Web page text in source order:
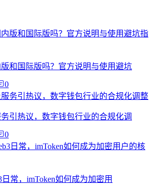
版和国际版吗？官方说明与使用避坑
0
引热议，数字钱包行业的合规化调
0
日常，imToken如何成为加密用